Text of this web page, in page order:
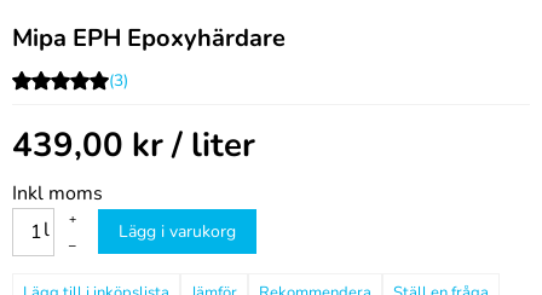
Mipa EPH Epoxyhärdare
(3)
439,00 kr/ liter
Inkl moms
l
+
–
Lägg i varukorg